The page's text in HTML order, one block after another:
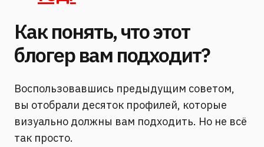
Как понять, что этот
блогер вам подходит?
Воспользовавшись предыдущим советом,
вы отобрали десяток профилей, которые
визуально должны вам подходить. Но не всё
так просто.